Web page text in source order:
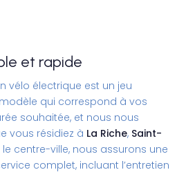
et rapide
vélo électrique est un jeu
qui correspond à vos
souhaitée, et nous nous
vous résidiez à La Riche, Saint-
centre-ville, nous assurons une
complet, incluant l’entretien